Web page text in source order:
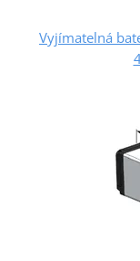
Vyjímatelná